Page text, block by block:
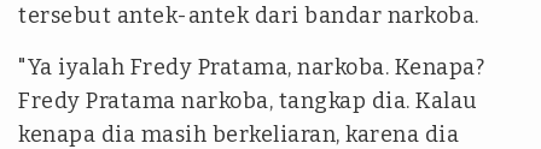
tersebut antek-antek dari bandar narkoba.
"Ya iyalah Fredy Pratama, narkoba. Kenapa?
Fredy Pratama narkoba, tangkap dia. Kalau
kenapa dia masih berkeliaran, karena dia